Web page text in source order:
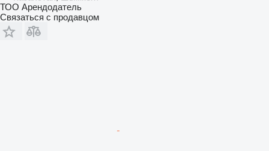
ТОО Арендодатель
Связаться с продавцом